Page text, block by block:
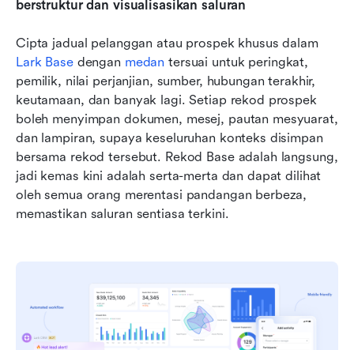
berstruktur dan visualisasikan saluran
Cipta jadual pelanggan atau prospek khusus dalam
Lark Base dengan medan tersuai untuk peringkat,
pemilik, nilai perjanjian, sumber, hubungan terakhir,
keutamaan, dan banyak lagi. Setiap rekod prospek
boleh menyimpan dokumen, mesej, pautan mesyuarat,
dan lampiran, supaya keseluruhan konteks disimpan
bersama rekod tersebut. Rekod Base adalah langsung,
jadi kemas kini adalah serta-merta dan dapat dilihat
oleh semua orang merentasi pandangan berbeza,
memastikan saluran sentiasa terkini.